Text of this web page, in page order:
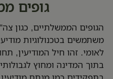
גופים
הגופים הממשלתיים, כגון
משתמשים בטכנולוגיות
לאומי. זהו חיל המודיעין,
בתוך המדינה ומחוץ